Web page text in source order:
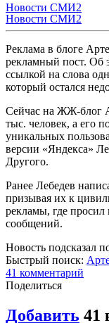
Новости СМИ2
Новости СМИ2
Реклама в блоге
рекламный пост. Об
ссылкой на слова
который остался
Сейчас на ЖЖ-блог
тыс. человек, а его
уникальных
версии «Яндекса»
Другого.
Ранее Лебедев
призывая их к
рекламы, где просил
сообщений.
Новость подсказал
Быстрый поиск:
41 комментарий
Поделиться
Добавить 41